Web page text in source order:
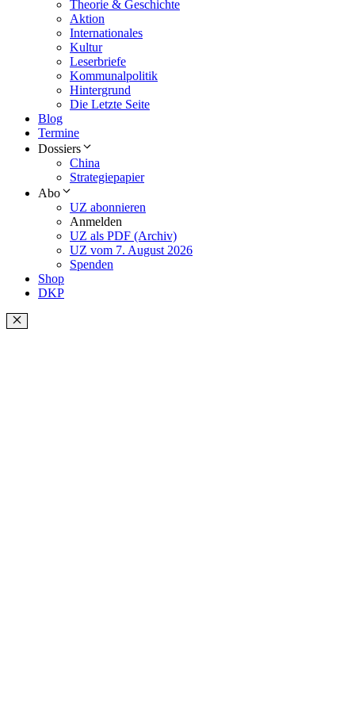
Theorie & Geschichte
Aktion
Internationales
Kultur
Leserbriefe
Kommunalpolitik
Hintergrund
Die Letzte Seite
Blog
Termine
Dossiers
China
Strategiepapier
Abo
UZ abonnieren
Anmelden
UZ als PDF (Archiv)
UZ vom 7. August 2026
Spenden
Shop
DKP
Schließen